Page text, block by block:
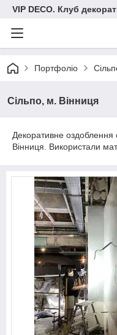
VIP DECO. Клуб
Портфоліо
Сільпо, м. Вінниця
Декоративне оздоблення
Вінниця. Використали